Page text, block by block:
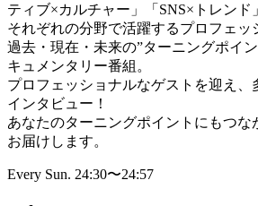
ティブ×カルチャー」「SNS×トレンド
それぞれの分野で活躍するプロフェッ
過去・現在・未来の”ターニングポイ
キュメンタリー番組。
プロフェッショナルなゲストを迎え、
インタビュー！
あなたのターニングポイントにもつな
お届けします。
Every Sun. 24:30〜24:57